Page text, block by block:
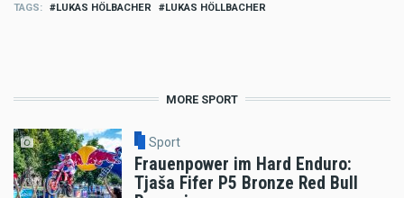
TAGS LUKAS HÖLBACHER LUKAS HÖLLBACHER
MORE SPORT
Sport
Frauenpower im Hard Enduro:
Tjaša Fifer P5 Bronze Red Bull